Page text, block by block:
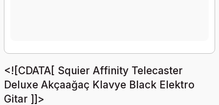
<![CDATA[ Squier Affinity Telecaster
Deluxe Akçaağaç Klavye Black Elektro
Gitar ]]>